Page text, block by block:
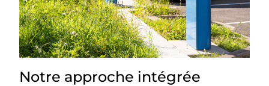
Notre approche intégrée